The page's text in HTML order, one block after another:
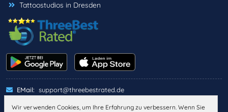
Tattoostudios in Dresden
EMail: support@threebestrated.de
Wir verwenden Cookies, um Ihre Erfahrung zu verbessern. Wenn Sie